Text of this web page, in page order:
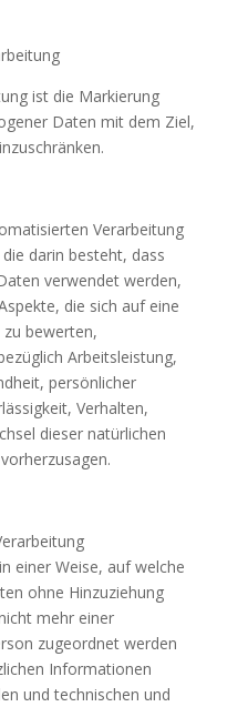
ist die Markierung
Daten mit dem Ziel,
Verarbeitung
darin besteht, dass
verwendet werden,
die sich auf eine
bewerten,
Arbeitsleistung,
persönlicher
Verhalten,
dieser natürlichen
einer Weise, auf welche
ohne Hinzuziehung
mehr einer
zugeordnet werden
Informationen
und technischen und